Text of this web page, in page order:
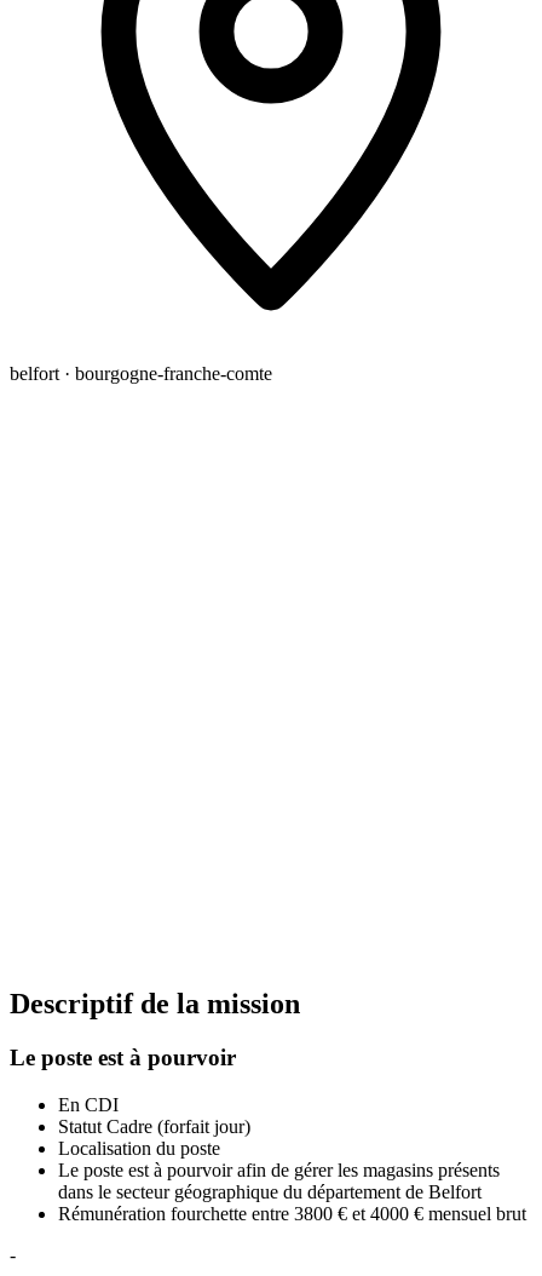
belfort · bourgogne-franche-comte
Descriptif de la mission
Le poste est à pourvoir
En CDI
Statut Cadre (forfait jour)
Localisation du poste
Le poste est à pourvoir afin de gérer les magasins présents
dans le secteur géographique du département de Belfort
Rémunération fourchette entre 3800 € et 4000 € mensuel brut
-